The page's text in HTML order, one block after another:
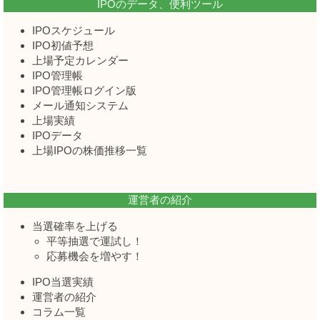
IPOのデータ、便利ツール
IPOスケジュール
IPO初値予想
上場予定カレンダー
IPO管理帳
IPO管理帳ログイン版
メール通知システム
上場実績
IPOデータ
上場IPOの株価推移一覧
運営者の紹介
当選確率を上げる
平等抽選で運試し！
応募機会を増やす！
IPO当選実績
運営者の紹介
コラム一覧